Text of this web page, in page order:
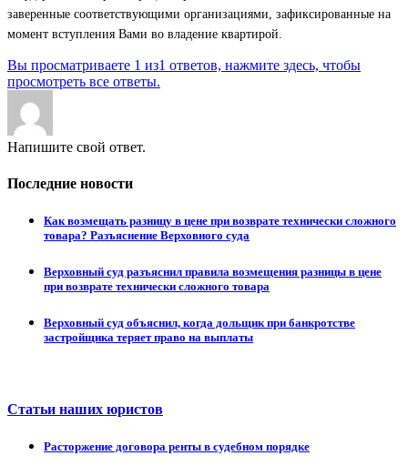
заверенные соответствующими организациями, зафиксированные на
момент вступления Вами во владение квартирой.
Вы просматриваете 1 из1 ответов, нажмите здесь, чтобы
просмотреть все ответы.
Напишите свой ответ.
Последние новости
Как возмещать разницу в цене при возврате технически сложного
товара? Разъяснение Верховного суда
Верховный суд разъяснил правила возмещения разницы в цене
при возврате технически сложного товара
Верховный суд объяснил, когда дольщик при банкротстве
застройщика теряет право на выплаты
Статьи наших юристов
Расторжение договора ренты в судебном порядке